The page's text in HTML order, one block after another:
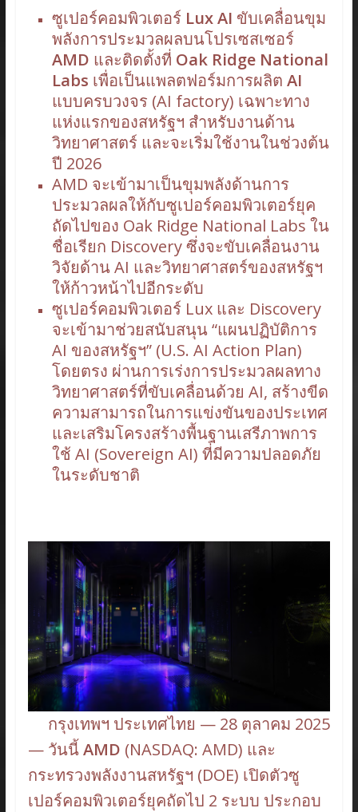
b
o
o
k
y
Li
n
k
er e
ซูเปอร์คอมพิวเตอร์ Lux AI ขับเคลื่อนขุม
พลังการประมวลผลบนโปรเซสเซอร์
AMD และติดตั้งที่ Oak Ridge National
Labs เพื่อเป็นแพลตฟอร์มการผลิต AI
แบบครบวงจร (AI factory) เฉพาะทาง
แห่งแรกของสหรัฐฯ สำหรับงานด้าน
วิทยาศาสตร์ และจะเริ่มใช้งานในช่วงต้น
ปี 2026
AMD จะเข้ามาเป็นขุมพลังด้านการ
ประมวลผลให้กับซูเปอร์คอมพิวเตอร์ยุค
ถัดไปของ Oak Ridge National Labs ใน
ชื่อเรียก Discovery ซึ่งจะขับเคลื่อนงาน
วิจัยด้าน AI และวิทยาศาสตร์ของสหรัฐฯ
ให้ก้าวหน้าไปอีกระดับ
ซูเปอร์คอมพิวเตอร์ Lux และ Discovery
จะเข้ามาช่วยสนับสนุน “แผนปฏิบัติการ
AI ของสหรัฐฯ” (U.S. AI Action Plan)
โดยตรง ผ่านการเร่งการประมวลผลทาง
วิทยาศาสตร์ที่ขับเคลื่อนด้วย AI, สร้างขีด
ความสามารถในการแข่งขันของประเทศ
และเสริมโครงสร้างพื้นฐานเสรีภาพการ
ใช้ AI (Sovereign AI) ที่มีความปลอดภัย
ในระดับชาติ
กรุงเทพฯ ประเทศไทย — 28 ตุลาคม 2025
— วันนี้AMD (NASDAQ: AMD) และ
กระทรวงพลังงานสหรัฐฯ (DOE) เปิดตัวซู
เปอร์คอมพิวเตอร์ยุคถัดไป 2 ระบบ ประกอบ